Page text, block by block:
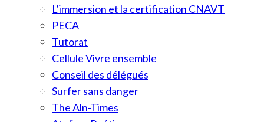
L’immersion et la certification CNAVT
PECA
Tutorat
Cellule Vivre ensemble
Conseil des délégués
Surfer sans danger
The Aln-Times